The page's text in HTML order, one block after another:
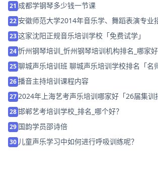
21 成都学钢琴多少钱一节课
22 安徽师范大学2014年音乐学、舞蹈表演专业
23这家沈阳正规音乐培训学校「免费试学」
24忻州钢琴培训_忻州钢琴培训机构排名_哪家好
25聊城声乐培训班 聊城声乐培训学校排名「名
26播音主持培训课程内容
272024年上海艺考声乐培训哪家好「26届集训
28邯郸艺考培训学校_排名_哪个好？
29 国韵学员邵诗倍
30 儿童声乐学习中如何进行呼吸训练呢？